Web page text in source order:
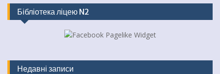
Бібліотека ліцею N2
Недавні записи